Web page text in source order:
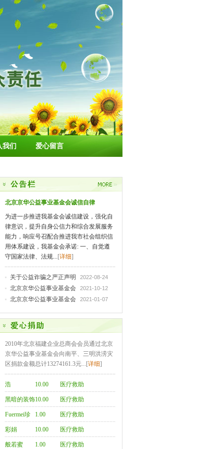
我们 爱心留言
北京京华公益事业基金会诚信自律
为进一步推进我基金会诚信建设，强化自
律意识，提升自身公信力和综合发展服务
能力，响应号召配合推进我市社会组织信
用体系建设，我基金会承诺: 一、自觉遵
守国家法律、法规... [详细]
2022-08-24
关于公益诈骗之严正声明
2021-10-12
北京京华公益事业基金会
2021-01-07
北京京华公益事业基金会
2010年北京福建企业总商会会员通过北京
京华公益事业基金会向南平、三明洪涝灾
区捐款金额总计13274161.3元...[详细]
浩 10.00 医疗救助
黑暗的装饰
品
10.00 医疗救助
Fuermei珍 1.00 医疗救助
彩娟 10.00 医疗救助
般若蜜 1.00 医疗救助